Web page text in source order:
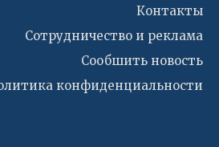
Контакты
Сотрудничество и реклама
Сообшить новость
конфиденциальности